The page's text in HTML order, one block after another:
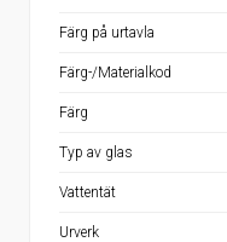
Färg på urtavla
Färg-/Materialkod
Färg
Typ av glas
Vattentät
Urverk